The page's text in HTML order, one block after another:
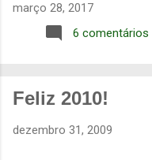
março 28, 2017
6 comentários
Feliz 2010!
dezembro 31, 2009